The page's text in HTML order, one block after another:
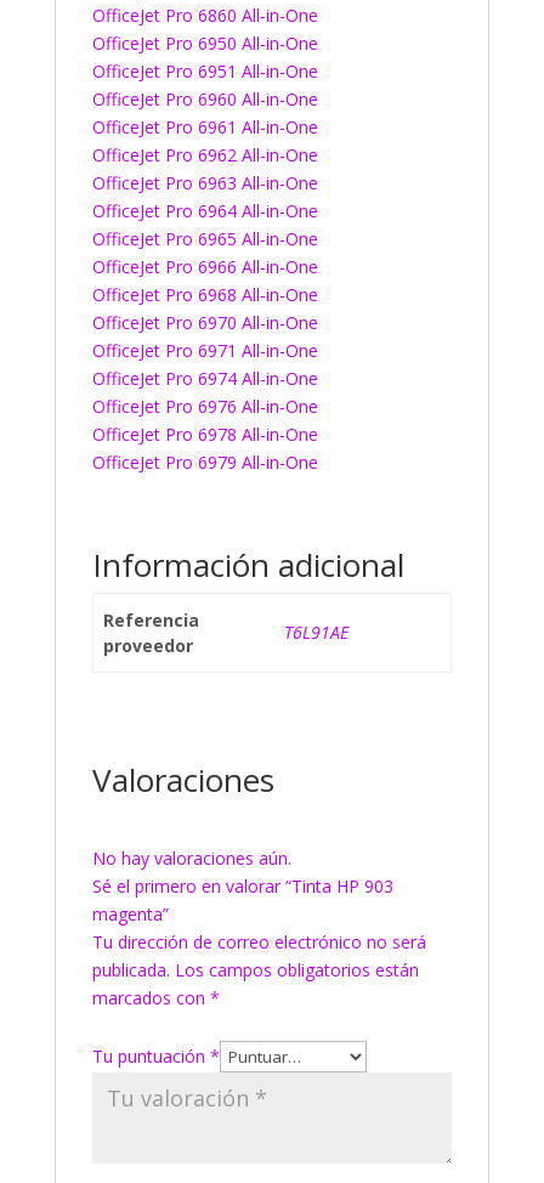
OfficeJet Pro 6860 All-in-One
OfficeJet Pro 6950 All-in-One
OfficeJet Pro 6951 All-in-One
OfficeJet Pro 6960 All-in-One
OfficeJet Pro 6961 All-in-One
OfficeJet Pro 6962 All-in-One
OfficeJet Pro 6963 All-in-One
OfficeJet Pro 6964 All-in-One
OfficeJet Pro 6965 All-in-One
OfficeJet Pro 6966 All-in-One
OfficeJet Pro 6968 All-in-One
OfficeJet Pro 6970 All-in-One
OfficeJet Pro 6971 All-in-One
OfficeJet Pro 6974 All-in-One
OfficeJet Pro 6976 All-in-One
OfficeJet Pro 6978 All-in-One
OfficeJet Pro 6979 All-in-One
Información adicional
Referencia
proveedor
T6L91AE
Valoraciones
No hay valoraciones aún.
Sé el primero en valorar “Tinta HP 903
magenta”
Tu dirección de correo electrónico no será
publicada. Los campos obligatorios están
marcados con *
Tu puntuación *